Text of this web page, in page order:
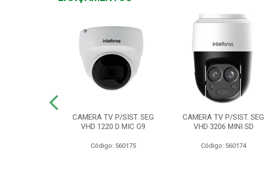
CAMERA TV P/SIST. SEG
VHD 1220 D MIC G9
Código: 560175
CAMERA TV P/SIST. SEG
VHD 3206 MINI SD
Código: 560174